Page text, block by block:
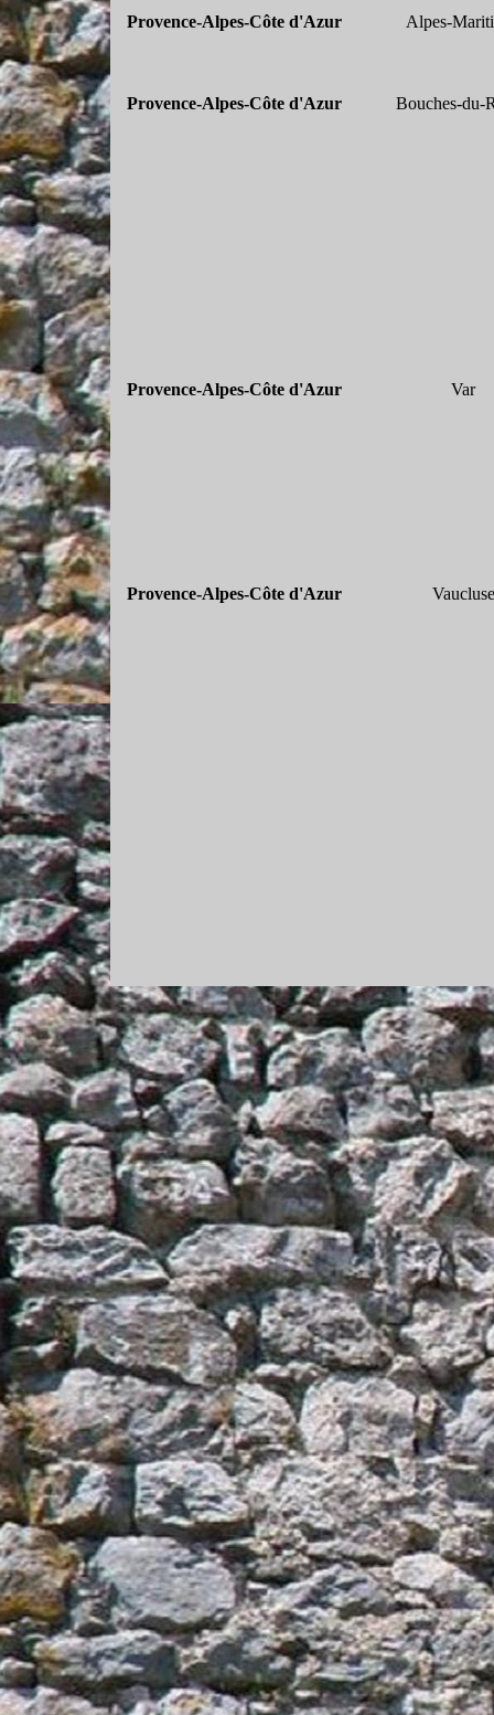
Provence-Alpes-Côte d'Azur Alpes-
Provence-Alpes-Côte d'Azur Bouches-du-
Provence-Alpes-Côte d'Azur Var
Provence-Alpes-Côte d'Azur Vaucluse